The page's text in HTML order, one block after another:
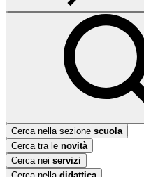
Cerca nella sezione scuola
Cerca tra le novità
Cerca nei servizi